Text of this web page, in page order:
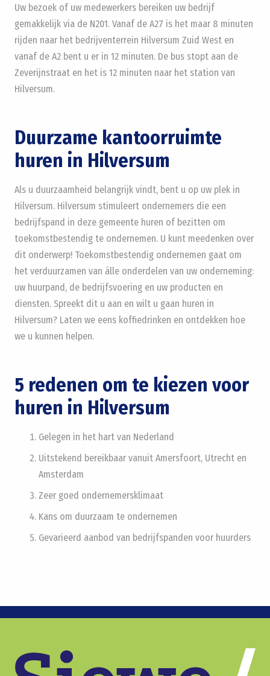
Uw bezoek of uw medewerkers bereiken uw bedrijf
gemakkelijk via de N201. Vanaf de A27 is het maar 8 minuten
rijden naar het bedrijventerrein Hilversum Zuid West en
vanaf de A2 bent u er in 12 minuten. De bus stopt aan de
Zeverijnstraat en het is 12 minuten naar het station van
Hilversum.
Duurzame kantoorruimte
huren in Hilversum
Als u duurzaamheid belangrijk vindt, bent u op uw plek in
Hilversum. Hilversum stimuleert ondernemers die een
bedrijfspand in deze gemeente huren of bezitten om
toekomstbestendig te ondernemen. U kunt meedenken over
dit onderwerp! Toekomstbestendig ondernemen gaat om
het verduurzamen van álle onderdelen van uw onderneming:
uw huurpand, de bedrijfsvoering en uw producten en
diensten. Spreekt dit u aan en wilt u gaan huren in
Hilversum? Laten we eens koffiedrinken en ontdekken hoe
we u kunnen helpen.
5 redenen om te kiezen voor
huren in Hilversum
Gelegen in het hart van Nederland
Uitstekend bereikbaar vanuit Amersfoort, Utrecht en
Amsterdam
Zeer goed ondernemersklimaat
Kans om duurzaam te ondernemen
Gevarieerd aanbod van bedrijfspanden voor huurders